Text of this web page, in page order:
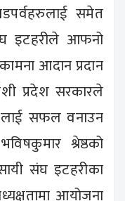
समेत
इटहरीले आफनो
आदान प्रदान
प्रदेश सरकारले
सफल वनाउन
श्रेष्ठको
संघ इटहरीका
आयोजना